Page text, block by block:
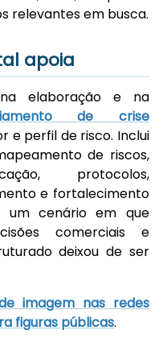
relevantes em busca.
apoia
elaboração e na
de crise
e perfil de risco. Inclui
de riscos,
protocolos,
e fortalecimento
um cenário em que
comerciais e
deixou de ser
imagem nas redes
figuras públicas.